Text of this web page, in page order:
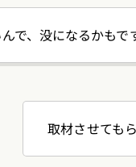
で、没になるかもで
取材させても